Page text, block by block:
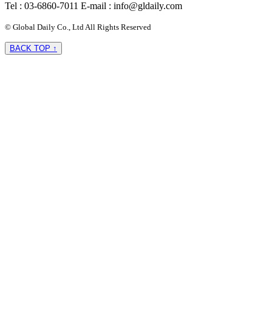
Tel : 03-6860-7011 E-mail : info@gldaily.com
© Global Daily Co., Ltd All Rights Reserved
BACK TOP ↑